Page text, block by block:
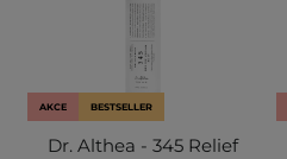
AKCE BESTSELLER
Dr. Althea - 345 Relief